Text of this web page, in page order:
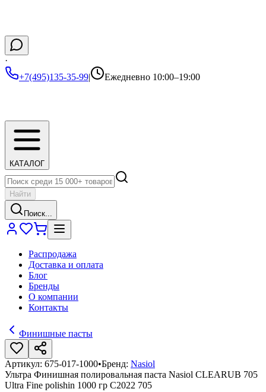
·
+7(495)135-35-99| Ежедневно 10:00–19:00
КАТАЛОГ
Найти
Поиск...
Распродажа
Доставка и оплата
Блог
Бренды
О компании
Контакты
Финишные пасты
Артикул: 675-017-1000•Бренд: Nasiol
Ультра Финишная полировальная паста Nasiol CLEARUB 705
Ultra Fine polishin 1000 гр C2022 705